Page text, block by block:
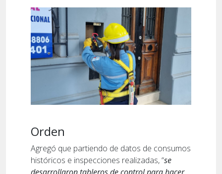
Orden
Agregó que partiendo de datos de consumos
históricos e inspecciones realizadas, “se